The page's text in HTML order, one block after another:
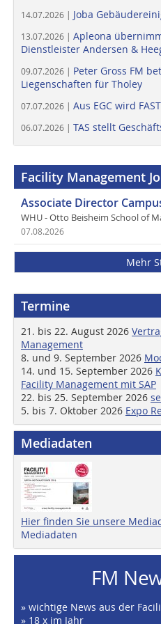
14.07.2026 | Joba
13.07.2026 | Apleona
Dienstleister Andersen &
09.07.2026 | Peter Gross FM
Liegenschaften für Tholey
07.07.2026 | Aus EGC wird
06.07.2026 | TAS stellt
Facility Management
Associate Director
WHU - Otto Beisheim School of
07.08.2026
Mehr
Termine
21. bis 22. August 2026
Management
8. und 9. September 2026
14. und 15. September 2026
Facility Management mit SAP
22. bis 25. September 2026
5. bis 7. Oktober 2026 Expo
Mediadaten
Hier finden Sie unsere
Mediadaten
FM
» wichtige News aus der
» 18 x im Jahr